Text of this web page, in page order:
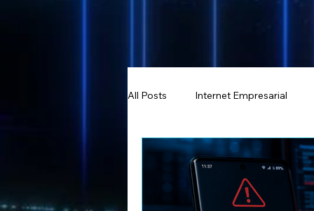
All Posts Internet Empresarial
Ciberseguridad Empresarial
Transformación Digital